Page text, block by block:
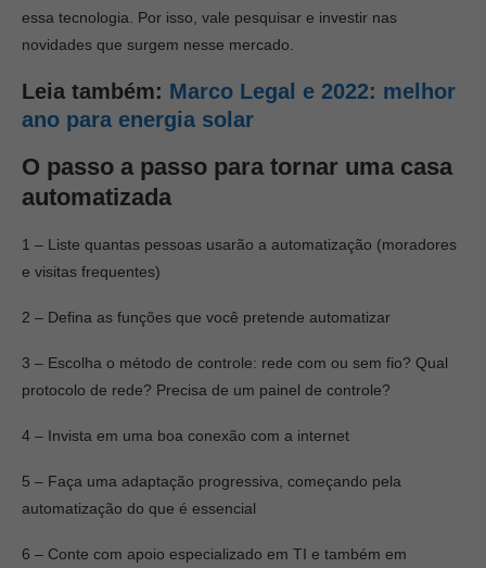
essa tecnologia. Por isso, vale pesquisar e investir nas
novidades que surgem nesse mercado.
Leia também: Marco Legal e 2022: melhor
ano para energia solar
O passo a passo para tornar uma casa
automatizada
1 – Liste quantas pessoas usarão a automatização (moradores
e visitas frequentes)
2 – Defina as funções que você pretende automatizar
3 – Escolha o método de controle: rede com ou sem fio? Qual
protocolo de rede? Precisa de um painel de controle?
4 – Invista em uma boa conexão com a internet
5 – Faça uma adaptação progressiva, começando pela
automatização do que é essencial
6 – Conte com apoio especializado em TI e também em